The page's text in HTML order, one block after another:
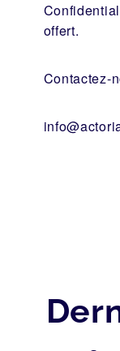
offert.
Contactez-